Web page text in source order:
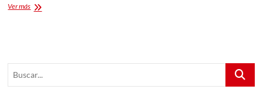
Ver másFeria
Buscar...